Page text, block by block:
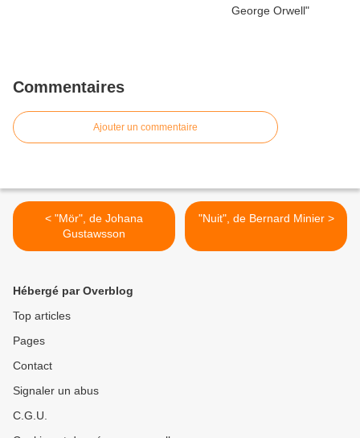
Commentaires
Ajouter un commentaire
< "Mör", de Johana
Gustawsson
"Nuit", de Bernard Minier >
Hébergé par Overblog
Top articles
Pages
Contact
Signaler un abus
C.G.U.